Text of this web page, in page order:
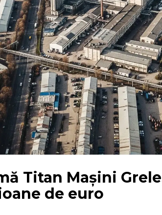
Titan Mașini
de euro